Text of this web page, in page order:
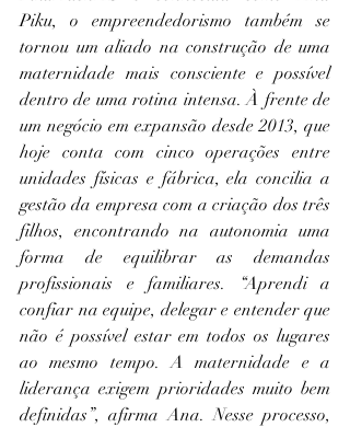
Piku, o empreendedorismo também se
tornou um aliado na construção de uma
maternidade mais consciente e possível
dentro de uma rotina intensa. À frente de
um negócio em expansão desde 2013, que
hoje conta com cinco operações entre
unidades físicas e fábrica, ela concilia a
gestão da empresa com a criação dos três
filhos, encontrando na autonomia uma
forma de equilibrar as demandas
profissionais e familiares. “Aprendi a
confiar na equipe, delegar e entender que
não é possível estar em todos os lugares
ao mesmo tempo. A maternidade e a
liderança exigem prioridades muito bem
definidas”, afirma Ana. Nesse processo,